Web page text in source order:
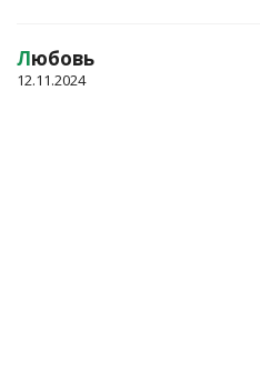
Любовь
12.11.2024